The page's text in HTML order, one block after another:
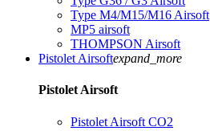
Type M4/M15/M16 Airsoft
MP5 airsoft
THOMPSON Airsoft
Pistolet Airsoftexpand_more
Pistolet Airsoft
Pistolet Airsoft CO2